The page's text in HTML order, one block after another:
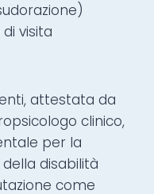
visita
attestata da
clinico,
per la
disabilità
come